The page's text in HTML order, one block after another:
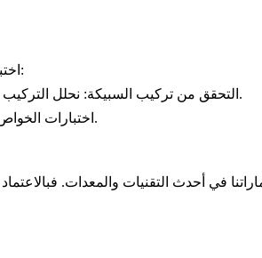
خصائص سبيكة الألومنيوم المستخدمة في السباكة بالضغط حاسمة لأداء المنتج النهائي. لضمان أعلى جودة، تُجري Neway اختبارات مواد موسّعة:
التحقق من تركيب السبيكة: نحلل التركيب الكيميائي لسبيكة الألومنيوم لضمان توافقه مع المعايير المطلوبة، وهو أمر حيوي لتحقيق الخصائص الميكانيكية المطلوبة ومقاومة التآكل.
اختبارات نجري اختبارات الشد والصلادة وغيرها من الخواص الميكانيكية للتأكد من قدرة المادة على تحمّل متطلبات تطبيقها المقصود.